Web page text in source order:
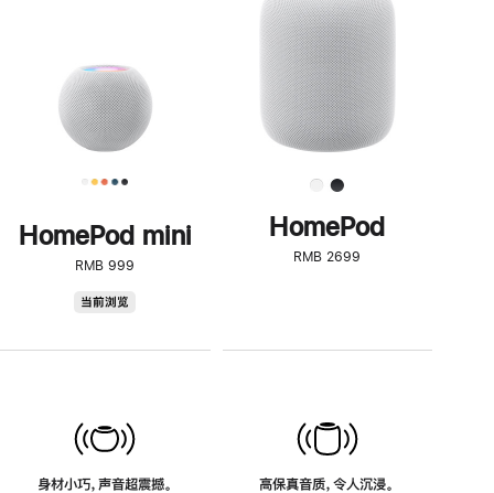
HomePod mini
RMB 999
当前浏览
身材小巧，声音超震撼。
了
解
HomePod<
HomePod
RMB 2699
高保真音质，令人沉浸。